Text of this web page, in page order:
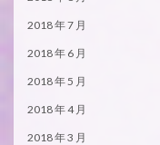
2018 年 7 月
2018 年 6 月
2018 年 5 月
2018 年 4 月
2018 年 3 月